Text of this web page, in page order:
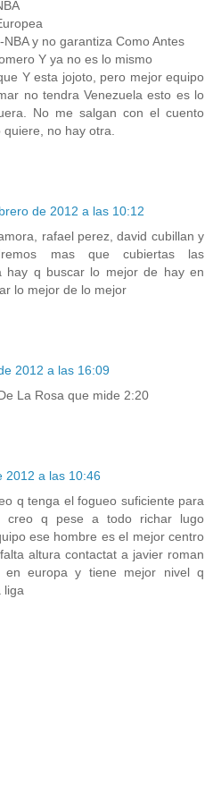
y no garantiza Como Antes
Y ya no es lo mismo
Y esta jojoto, pero mejor equipo
no tendra Venezuela esto es lo
No me salgan con el cuento
no hay otra.
de 2012 a las 10:12
rafael perez, david cubillan y
mas que cubiertas las
hay q buscar lo mejor de hay en
lo mejor de lo mejor
2012 a las 16:09
La Rosa que mide 2:20
2012 a las 10:46
q tenga el fogueo suficiente para
creo q pese a todo richar lugo
ese hombre es el mejor centro
altura contactat a javier roman
en europa y tiene mejor nivel q
liga